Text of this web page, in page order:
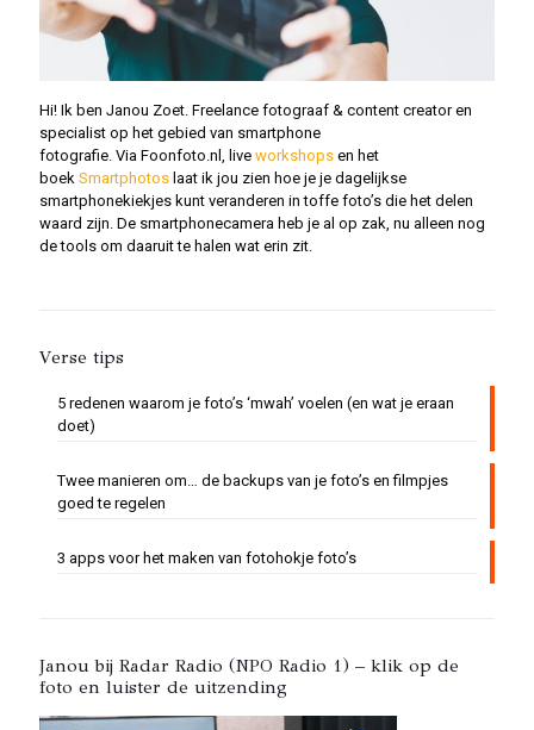
Hi! Ik ben Janou Zoet. Freelance fotograaf & content creator en
specialist op het gebied van smartphone
fotografie. Via Foonfoto.nl, live workshops en het
boek Smartphotos laat ik jou zien hoe je je dagelijkse
smartphonekiekjes kunt veranderen in toffe foto’s die het delen
waard zijn. De smartphonecamera heb je al op zak, nu alleen nog
de tools om daaruit te halen wat erin zit.
Verse tips
5 redenen waarom je foto’s ‘mwah’ voelen (en wat je eraan
doet)
Twee manieren om… de backups van je foto’s en filmpjes
goed te regelen
3 apps voor het maken van fotohokje foto’s
Janou bij Radar Radio (NPO Radio 1) – klik op de
foto en luister de uitzending